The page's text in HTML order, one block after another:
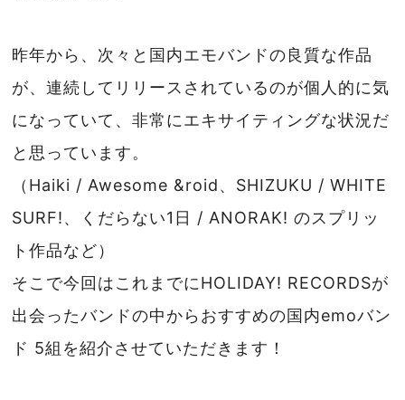
昨年から、次々と国内エモバンドの良質な作品
が、連続してリリースされているのが個人的に気
になっていて、非常にエキサイティングな状況だ
と思っています。
（Haiki / Awesome &roid、SHIZUKU / WHITE
SURF!、くだらない1日 / ANORAK! のスプリッ
ト作品など）
そこで今回はこれまでにHOLIDAY! RECORDSが
出会ったバンドの中からおすすめの国内emoバン
ド 5組を紹介させていただきます！